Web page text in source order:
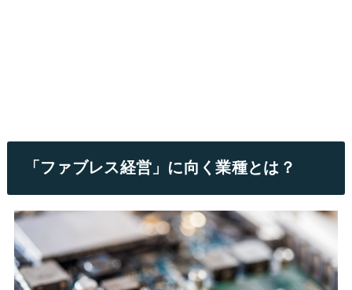
「ファブレス経営」に向く業種とは？